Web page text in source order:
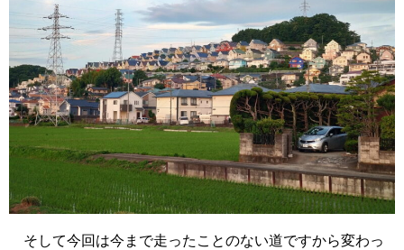
そして今回は今まで走ったことのない道ですから変わっ